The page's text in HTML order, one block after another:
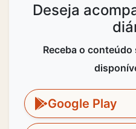
Deseja
Receba o
Google Play